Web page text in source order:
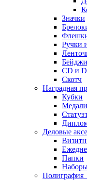
Значки
Ручки
Бейджи
CD и
Скотч
Наградная
Кубки
Медали
Деловые
Папки
Полиграфия